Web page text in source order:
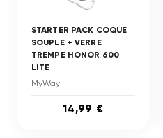
STARTER PACK COQUE
SOUPLE + VERRE
TREMPE HONOR 600
LITE
MyWay
14,99 €